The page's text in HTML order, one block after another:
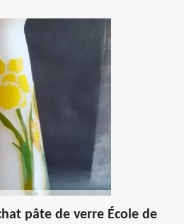
pâte de verre École de